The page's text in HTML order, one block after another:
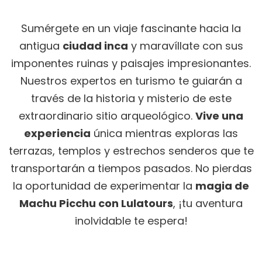
Sumérgete en un viaje fascinante hacia la
antigua ciudad inca y maravíllate con sus
imponentes ruinas y paisajes impresionantes.
Nuestros expertos en turismo te guiarán a
través de la historia y misterio de este
extraordinario sitio arqueológico. Vive una
experiencia única mientras exploras las
terrazas, templos y estrechos senderos que te
transportarán a tiempos pasados. No pierdas
la oportunidad de experimentar la magia de
Machu Picchu con Lulatours, ¡tu aventura
inolvidable te espera!